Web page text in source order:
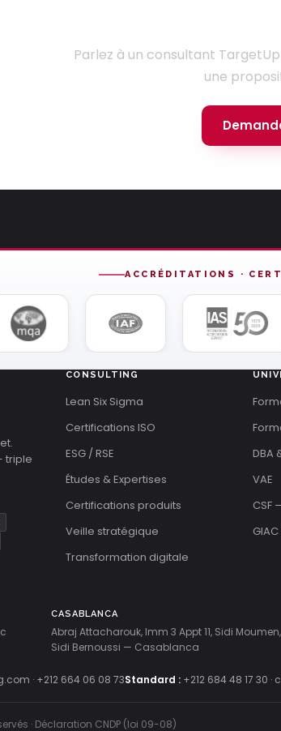
Parlez à un consultant
une
ACCRÉDITATIONS ·
triple
CONSULTING
Lean Six Sigma
Certifications ISO
ESG / RSE
Études & Expertises
Certifications produits
Veille stratégique
Transformation digitale
DBA
VAE
CSF
CASABLANCA
Abraj Attacharouk, Imm 3 Appt 11, Sidi Moumen,
Sidi Bernoussi — Casablanca
· +212 664 06 08 73Standard : +212 684 48 17 30 ·
· Déclaration CNDP (loi 09-08)